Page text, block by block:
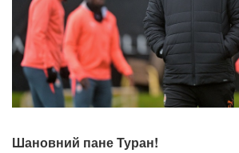
Шановний пане Туран!